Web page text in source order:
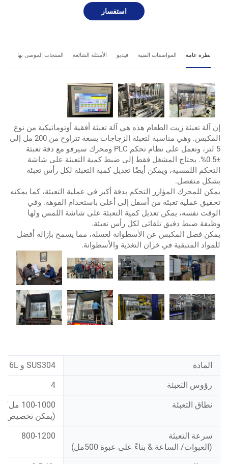
استفسار
نظرة عامة المواصفات الفنية فيديو الأسئلة الشائعة المنتجات الموصى بها
إن آلة تعبئة زيت الطعام هذه هي آلة تعبئة أفقية أوتوماتيكية من نوع
المكبس. وهي مناسبة لتعبئة الزجاجات بسعة تتراوح من 200 مل إلى
5 لتر، وتعمل على نظام تحكم PLC ومحرك سيرفو مع دقة تعبئة
±0.5%. يحتاج المشغل فقط إلى ضبط كمية التعبئة على شاشة
التحكم اللمسية، ويمكن أيضًا تعديل كمية التعبئة لكل رأس تعبئة
بشكل منفصل.
يمكن للمحرك المؤازر التحكم بدقة أكبر في عملية التعبئة، كما يمكنه
تحقيق عملية تعبئة من أسفل إلى أعلى باستخدام الفوهة. وفي
الوقت نفسه، يمكن تعديل كمية التعبئة على شاشة اللمس ولها
وظيفة ضبط دقيق تلقائي لكل رأس تعبئة.
يمكن فصل المكبس عن الأسطوانة لغسله، مما يسمح بإزالة أفضل
للمواد المتبقية في خزان التغذية والأسطوانة.
المادة SUS304 و SUS316L
رؤوس التعبئة 4
نطاق التعبئة
100-1000 مل/ 1000-3000 مل/ 3000-5000 مل
(يمكن تخصيص 5000-10000 مل)
سرعة التعبئة
(العبوات/ الساعة & بناءً على عبوة 500مل)
800-1200